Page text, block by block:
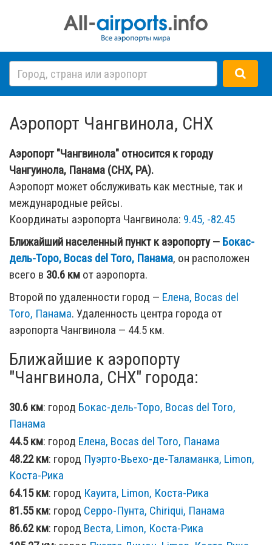
Аэропорт Чангвинола, CHX
Аэропорт "Чангвинола" относится к городу
Чангуинола, Панама (CHX, PA).
Аэропорт может обслуживать как местные, так и
международные рейсы.
Координаты аэропорта Чангвинола: 9.45, -82.45
Ближайший населенный пункт к аэропорту — Бокас-
дель-Торо, Bocas del Toro, Панама, он расположен
всего в 30.6 км от аэропорта.
Второй по удаленности город — Елена, Bocas del
Toro, Панама. Удаленность центра города от
аэропорта Чангвинола — 44.5 км.
Ближайшие к аэропорту
"Чангвинола, CHX" города:
30.6 км: город Бокас-дель-Торо, Bocas del Toro,
Панама
44.5 км: город Елена, Bocas del Toro, Панама
48.22 км: город Пуэрто-Вьехо-де-Таламанка, Limon,
Коста-Рика
64.15 км: город Кауита, Limon, Коста-Рика
81.55 км: город Серро-Пунта, Chiriqui, Панама
86.62 км: город Веста, Limon, Коста-Рика